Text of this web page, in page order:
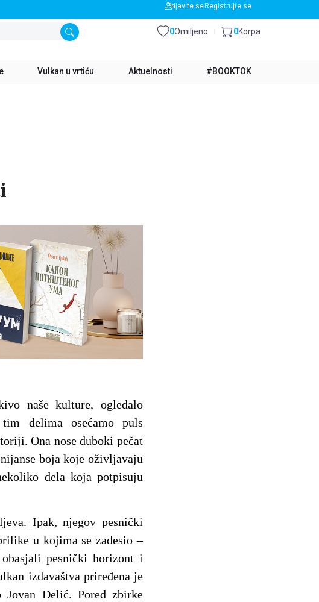
BESPLATNA DOSTAVA ZA IZNOS PREKO 3500 RSD
Prijavite se Registrujte se
Omiljeno
0 Korpa
0
Vulkan u vrtiću Aktuelnosti #BOOKTOK
naše kulture, ogledalo
delima osećamo puls
Ona nose duboki pečat
boja koje oživljavaju
dela koja potpisuju
Ipak, njegov pesnički
u kojima se zadesio –
pesnički horizont i
izdavaštva priređena je
Delić. Pored zbirke